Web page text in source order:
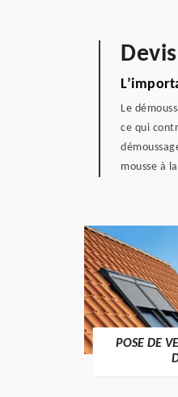
Le
ce qui
mousse à
POSE DE